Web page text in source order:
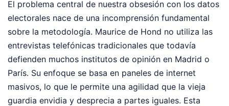
El problema central de nuestra obsesión con los datos
electorales nace de una incomprensión fundamental
sobre la metodología. Maurice de Hond no utiliza las
entrevistas telefónicas tradicionales que todavía
defienden muchos institutos de opinión en Madrid o
París. Su enfoque se basa en paneles de internet
masivos, lo que le permite una agilidad que la vieja
guardia envidia y desprecia a partes iguales. Esta